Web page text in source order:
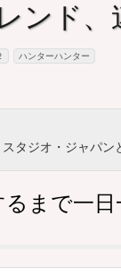
ンド、
ハンターハンター
タジオ・ジャパン
まで一